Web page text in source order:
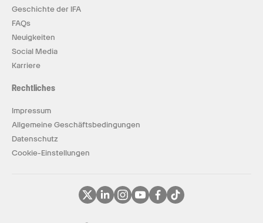
Geschichte der IFA
FAQs
Neuigkeiten
Social Media
Karriere
Rechtliches
Impressum
Allgemeine Geschäftsbedingungen
Datenschutz
Cookie-Einstellungen